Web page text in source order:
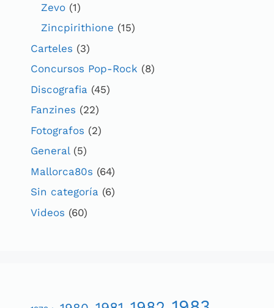
Zevo (1)
Zincpirithione (15)
Carteles (3)
Concursos Pop-Rock (8)
Discografia (45)
Fanzines (22)
Fotografos (2)
General(5)
Mallorca80s (64)
Sin categoría (6)
Videos (60)